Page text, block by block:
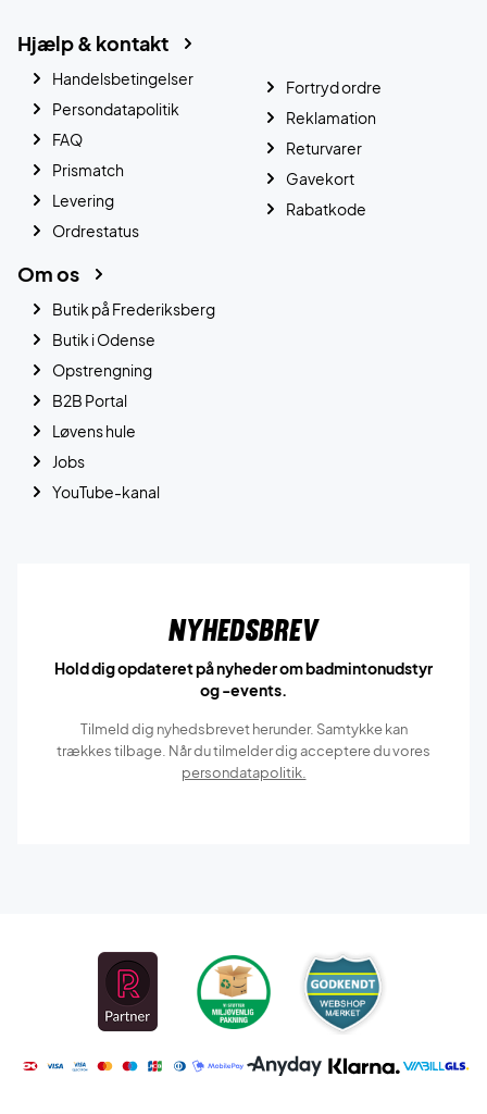
Hjælp & kontakt
Handelsbetingelser
Persondatapolitik
FAQ
Prismatch
Levering
Ordrestatus
Fortryd ordre
Reklamation
Returvarer
Gavekort
Rabatkode
Om os
Butik på Frederiksberg
Butik i Odense
Opstrengning
B2B Portal
Løvens hule
Jobs
YouTube-kanal
Nyhedsbrev
Hold dig opdateret på nyheder om badmintonudstyr
og -events.
Tilmeld dig nyhedsbrevet herunder. Samtykke kan
trækkes tilbage. Når du tilmelder dig acceptere du vores
persondatapolitik.